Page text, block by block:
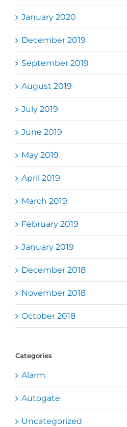
January 2020
December 2019
September 2019
August 2019
July 2019
June 2019
May 2019
April 2019
March 2019
February 2019
January 2019
December 2018
November 2018
October 2018
Categories
Alarm
Autogate
Uncategorized